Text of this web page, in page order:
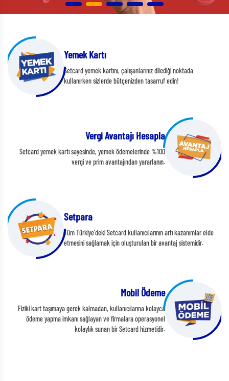
Yemek Kartı
Setcard yemek kartını, çalışanlarınız dilediği noktada
kullanırken sizlerde bütçenizden tasarruf edin!
Vergi Avantajı Hesapla
Setcard yemek kartı sayesinde, yemek ödemelerinde %100
vergi ve prim avantajından yararlanın.
Setpara
Tüm Türkiye'deki Setcard kullanıcılarının artı kazanımlar elde
etmesini sağlamak için oluşturulan bir avantaj sistemidir.
Mobil Ödeme
Fiziki kart taşımaya gerek kalmadan, kullanıcılarına kolayca
ödeme yapma imkanı sağlayan ve firmalara operasyonel
kolaylık sunan bir Setcard hizmetidir.